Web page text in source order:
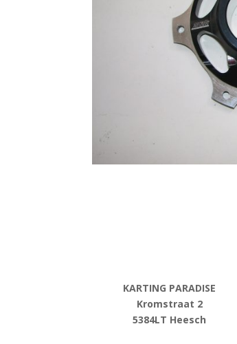
KARTING PARADISE
Kromstraat 2
5384LT Heesch